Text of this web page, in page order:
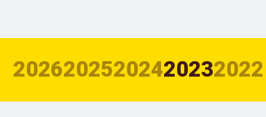
20262025202420232022